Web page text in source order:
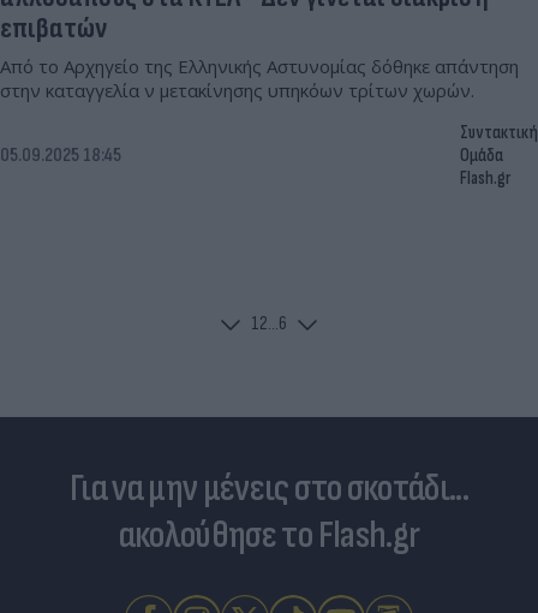
επιβατών
Από το Αρχηγείο της Ελληνικής Αστυνομίας δόθηκε απάντηση
στην καταγγελία ν μετακίνησης υπηκόων τρίτων χωρών.
05.09.2025 18:45
Συντακτική
Ομάδα
Flash.gr
12...6
Για να μην μένεις στο σκοτάδι...
ακολούθησε το Flash.gr